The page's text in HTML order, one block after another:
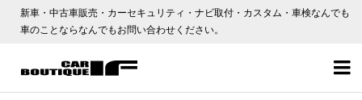
新車・中古車販売・カーセキュリティ・ナビ取付・カスタム・車検なんでも
車のことならなんでもお問い合わせください。
